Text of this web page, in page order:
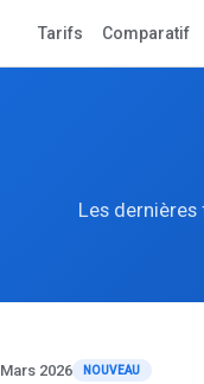
Tarifs Comparatif
Les
Mars 2026 NOUVEAU